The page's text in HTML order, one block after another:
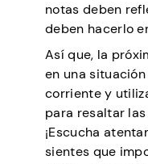
notas deben
deben hacerlo
Así que, la
en una
corriente y
para resaltar
¡Escucha
sientes que